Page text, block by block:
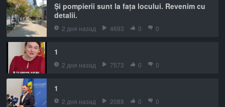
Și pompierii sunt la fața locului. Revenim cu
detalii.
2 дня назад 4693 0 0
1
2 дня назад 7573 0 0
1
2 дня назад 2088 0 0